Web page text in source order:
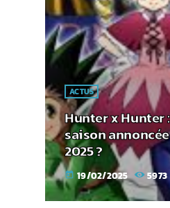
ACTUS
Hunter x Hunter
saison
2025 ?
today 19/02/2025 5973